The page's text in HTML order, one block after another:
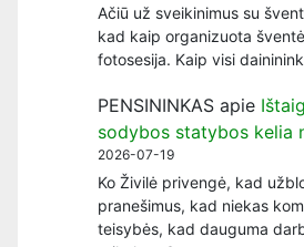
Ačiū už sveikinimus su
kad kaip organizuota
fotosesija. Kaip visi
PENSININKAS apie
sodybos statybos kelia
2026-07-19
Ko Živilė privengė, kad
pranešimus, kad niekas
teisybės, kad dauguma